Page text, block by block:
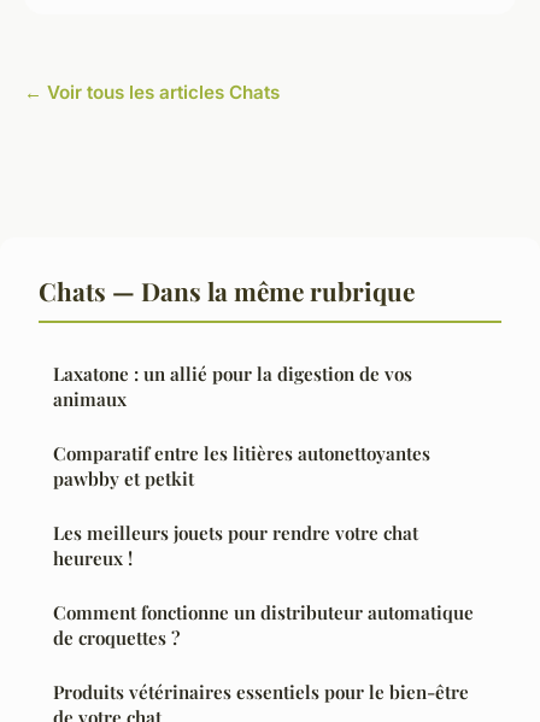
← Voir tous les articles Chats
Chats — Dans la même rubrique
Laxatone : un allié pour la digestion de vos
animaux
Comparatif entre les litières autonettoyantes
pawbby et petkit
Les meilleurs jouets pour rendre votre chat
heureux !
Comment fonctionne un distributeur automatique
de croquettes ?
Produits vétérinaires essentiels pour le bien-être